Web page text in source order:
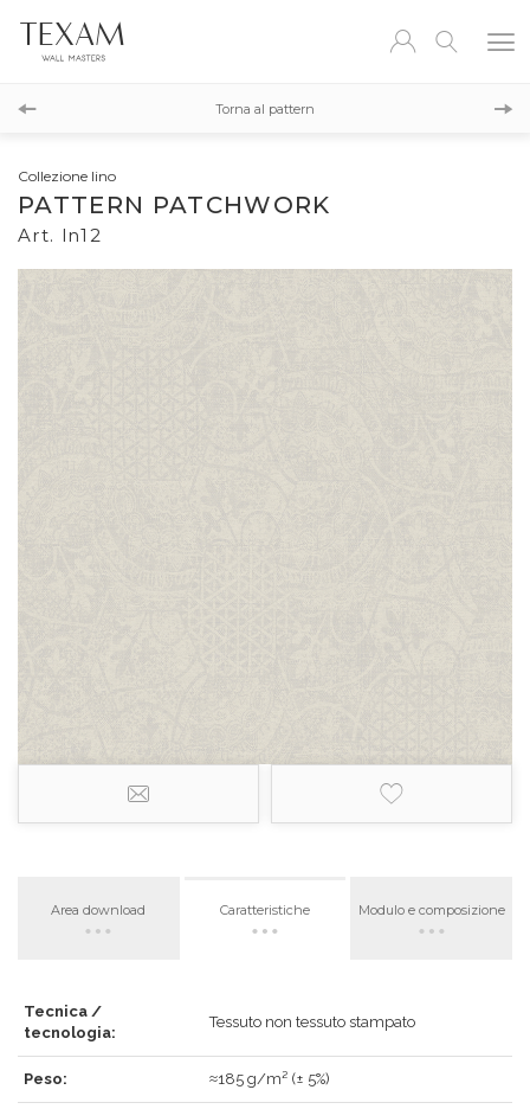
Torna al pattern
Collezione lino
PATTERN PATCHWORK
Art. ln12
Area download Caratteristiche Modulo e composizione
Tecnica /
tecnologia:
Tessuto non tessuto stampato
Peso: ≈185 g/m² (± 5%)